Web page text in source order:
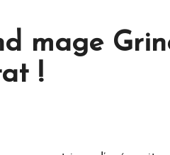
mage
!